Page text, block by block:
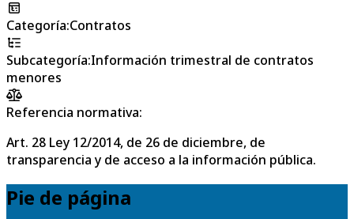
Categoría:Contratos
Subcategoría:Información trimestral de contratos
menores
Referencia normativa:
Art. 28 Ley 12/2014, de 26 de diciembre, de
transparencia y de acceso a la información pública.
Pie de página